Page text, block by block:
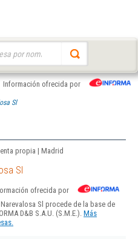
Información ofrecida por
Sl
propia | Madrid
Sl
ofrecida por
Sl procede de la base de
D&B S.A.U. (S.M.E.). Más